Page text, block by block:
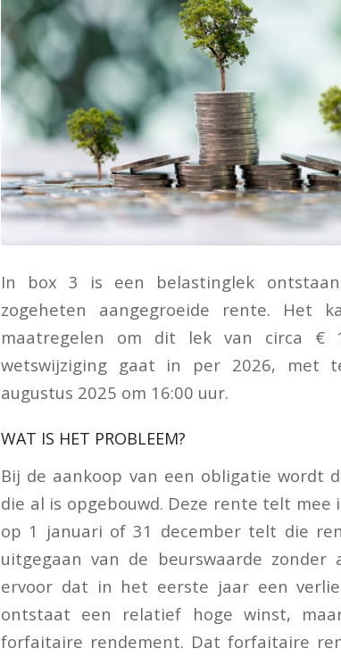
In box 3 is een belastinglek
zogeheten aangegroeide rente. Het
maatregelen om dit lek van circa €
wetswijziging gaat in per 2026, met
augustus 2025 om 16:00 uur.
WAT IS HET PROBLEEM?
Bij de aankoop van een obligatie wordt
die al is opgebouwd. Deze rente telt
op 1 januari of 31 december telt die
uitgegaan van de beurswaarde
ervoor dat in het eerste jaar een
ontstaat een relatief hoge winst,
forfaitaire rendement. Dat forfaitaire